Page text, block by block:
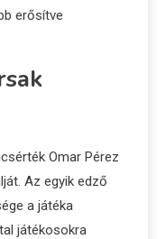
erősítve
Omar Pérez
Az egyik edző
a játéka
játékosokra